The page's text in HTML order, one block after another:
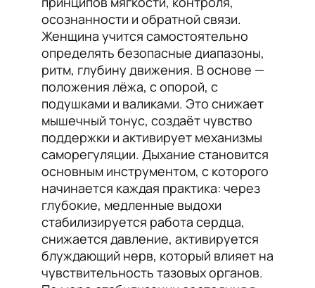
осознанности и обратной связи.
Женщина учится самостоятельно
определять безопасные диапазоны,
ритм, глубину движения. В основе —
положения лёжа, с опорой, с
подушками и валиками. Это снижает
мышечный тонус, создаёт чувство
поддержки и активирует механизмы
саморегуляции. Дыхание становится
основным инструментом, с которого
начинается каждая практика: через
глубокие, медленные выдохи
стабилизируется работа сердца,
снижается давление, активируется
блуждающий нерв, который влияет на
чувствительность тазовых органов.